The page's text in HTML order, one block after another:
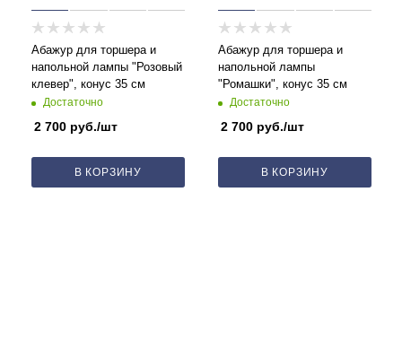
Абажур для торшера и
напольной лампы "Розовый
клевер", конус 35 см
Достаточно
2 700 руб./шт
В КОРЗИНУ
Абажур для торшера и
напольной лампы
"Ромашки", конус 35 см
Достаточно
2 700 руб./шт
В КОРЗИНУ